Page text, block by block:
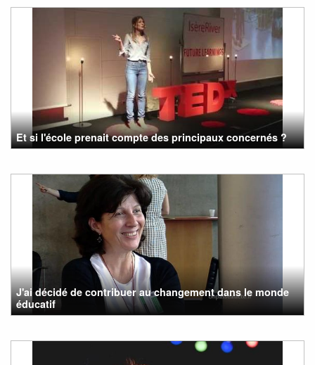
Et si l'école prenait compte des principaux concernés ?
J'ai décidé de contribuer au changement dans le monde
éducatif